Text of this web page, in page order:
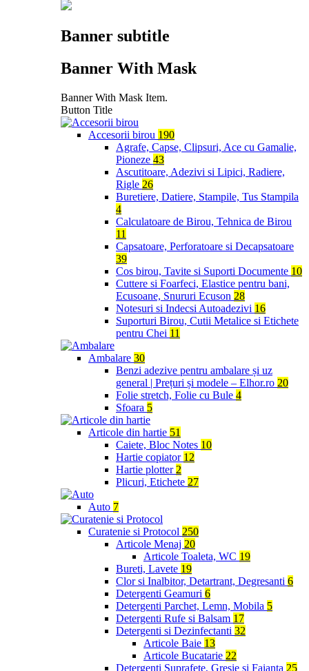
Banner subtitle
Banner With Mask
Banner With Mask Item.
Button Title
Accesorii birou 190
Agrafe, Capse, Clipsuri, Ace cu Gamalie,
Pioneze 43
Ascutitoare, Adezivi si Lipici, Radiere,
Rigle 26
Buretiere, Datiere, Stampile, Tus Stampila
4
Calculatoare de Birou, Tehnica de Birou
11
Capsatoare, Perforatoare si Decapsatoare
39
Cos birou, Tavite si Suporti Documente 10
Cuttere si Foarfeci, Elastice pentru bani,
Ecusoane, Snururi Ecuson 28
Notesuri si Indecsi Autoadezivi 16
Suporturi Birou, Cutii Metalice si Etichete
pentru Chei 11
Ambalare 30
Benzi adezive pentru ambalare și uz
general | Prețuri și modele – Elhor.ro 20
Folie stretch, Folie cu Bule 4
Sfoara 5
Articole din hartie 51
Caiete, Bloc Notes 10
Hartie copiator 12
Hartie plotter 2
Plicuri, Etichete 27
Auto 7
Curatenie si Protocol 250
Articole Menaj 20
Articole Toaleta, WC 19
Bureti, Lavete 19
Clor si Inalbitor, Detartrant, Degresanti 6
Detergenti Geamuri 6
Detergenti Parchet, Lemn, Mobila 5
Detergenti Rufe si Balsam 17
Detergenti si Dezinfectanti 32
Articole Baie 13
Articole Bucatarie 22
Detergenti Suprafete, Gresie si Faianta 25